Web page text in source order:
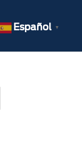
Español ▼